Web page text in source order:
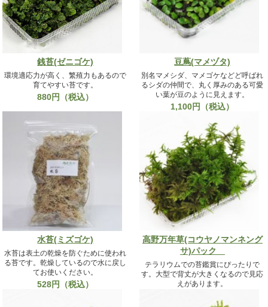
銭苔(ゼニゴケ)
環境適応力が高く、繁殖力もあるので
育てやすい苔です。
880円（税込）
豆蔦(マメヅタ)
別名マメシダ、マメゴケなどど呼ばれ
るシダの仲間で、丸く厚みのある可愛
い葉が豆のように見えます。
1,100円（税込）
水苔(ミズゴケ)
水苔は表土の乾燥を防ぐために使われ
る苔です。乾燥しているので水に戻し
てお使いください。
528円（税込）
高野万年草(コウヤノマンネング
サ)パック
テラリウムでの苔鑑賞にぴったりで
す。大型で背丈が大きくなるので見応
えがあります。